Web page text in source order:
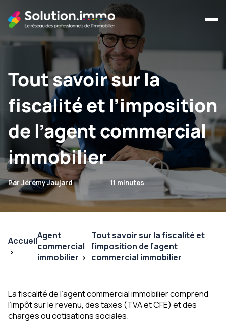
Tout savoir sur la
fiscalité et l’imposition
de l’agent commercial
immobilier
Par Jérémy Jaujard 11 minutes
AccueilAgent
commercial
immobilier
Tout savoir sur la fiscalité et
l’imposition de l’agent
commercial immobilier
La fiscalité de l’agent commercial immobilier comprend
l’impôt sur le revenu, des taxes (TVA et CFE) et des
charges ou cotisations sociales.